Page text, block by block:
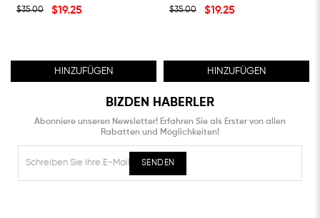
$19.25
$35.00
HINZUFÜGEN
$19.25
$35.00
HINZUFÜGEN
BIZDEN HABERLER
Abonniere unseren Newsletter! Erfahren Sie als Erster von allen
Rabatten und Möglichkeiten!
SENDEN